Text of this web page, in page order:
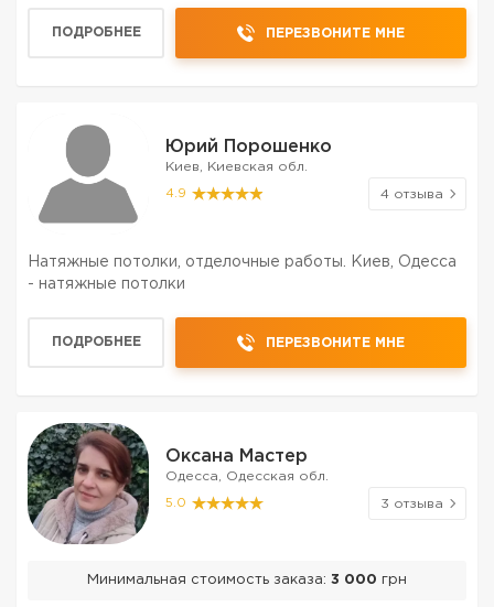
ПОДРОБНЕЕ ПЕРЕЗВОНИТЕ МНЕ
Юрий Порошенко
Киев, Киевская обл.
4.9 4 отзыва
Натяжные потолки, отделочные работы. Киев, Одесса
- натяжные потолки
ПОДРОБНЕЕ ПЕРЕЗВОНИТЕ МНЕ
Оксана Мастер
Одесса, Одесская обл.
5.0 3 отзыва
Минимальная стоимость заказа: 3 000 грн